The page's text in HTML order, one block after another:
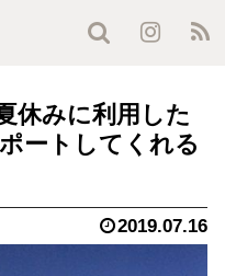
休みに利用した
ートしてくれる
2019.07.16